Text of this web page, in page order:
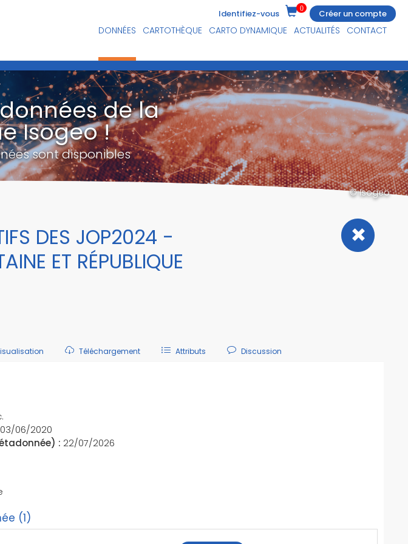
DONNÉES CARTOTHÈQUE CARTO DYNAMIQUE ACTUALITÉS CONTACT
Identifiez-vous
0
Créer un compte
de la
Isogeo !
sont disponibles
© Isogeo
DES JOP2024 -
ET RÉPUBLIQUE
Téléchargement Attributs Discussion
03/06/2020
: 22/07/2026
(1)